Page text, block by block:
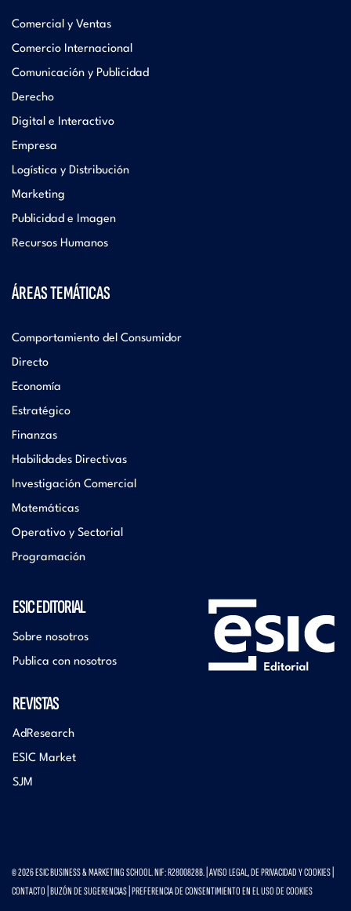
Comercial y Ventas
Comercio Internacional
Comunicación y Publicidad
Derecho
Digital e Interactivo
Empresa
Logística y Distribución
Marketing
Publicidad e Imagen
Recursos Humanos
ÁREAS TEMÁTICAS
Comportamiento del Consumidor
Directo
Economía
Estratégico
Finanzas
Habilidades Directivas
Investigación Comercial
Matemáticas
Operativo y Sectorial
Programación
ESIC EDITORIAL
Sobre nosotros
Publica con nosotros
REVISTAS
AdResearch
ESIC Market
SJM
© 2026 ESIC BUSINESS & MARKETING SCHOOL. NIF: R2800828B. | AVISO LEGAL, DE PRIVACIDAD Y COOKIES
CONTACTO BUZÓN DE SUGERENCIAS PREFERENCIA DE CONSENTIMIENTO EN EL USO DE COOKIES